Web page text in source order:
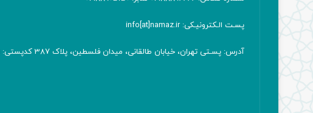
پسـت الـکترونیـکی: info[at]namaz.ir
آدرس: پسـتی تهران، خیابان طالقانی، میدان فلسطین، پلاک 387 کدپستی: ۱۴۱۶۷۱۳۸۱۱